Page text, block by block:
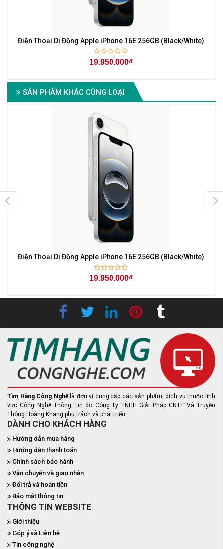
Điện Thoại Di Động Apple iPhone 16E 256GB (Black/White)
19.950.000₫
SẢN PHẨM KHÁC CÙNG LOẠI
Điện Thoại Di Động Apple iPhone 16E 256GB (Black/White)
19.950.000₫
Tìm Hàng Công Nghệ là đơn vị cung cấp các sản phẩm, dịch vụ thuộc lĩnh
vực Công Nghệ Thông Tin do Công Ty TNHH Giải Pháp CNTT Và Truyền
Thông Hoàng Khang phụ trách và phát triển.
DÀNH CHO KHÁCH HÀNG
Hướng dẫn mua hàng
Hướng dẫn thanh toán
Chính sách bảo hành
Vận chuyển và giao nhận
Đổi trả và hoàn tiền
Bảo mật thông tin
THÔNG TIN WEBSITE
Giới thiệu
Góp ý và Liên hệ
Tin công nghệ